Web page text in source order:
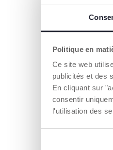
Politique en
Ce site web
publicités et des
En cliquant sur
consentir
l'utilisation des
la